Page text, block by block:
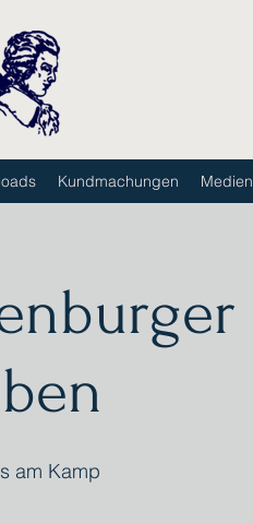
Kundmachungen Medien
am Kamp